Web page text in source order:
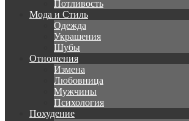
Потливость
Мода и Стиль
Одежда
Украшения
Шубы
Отношения
Измена
Любовница
Мужчины
Психология
Похудение